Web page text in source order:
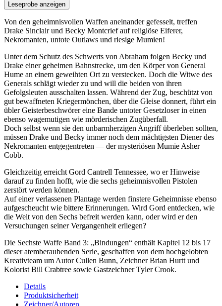
Leseprobe anzeigen
Von den geheimnisvollen Waffen aneinander gefesselt, treffen
Drake Sinclair und Becky Montcrief auf religiöse Eiferer,
Nekromanten, untote Outlaws und riesige Mumien!
Unter dem Schutz des Schwerts von Abraham folgen Becky und
Drake einer geheimen Bahnstrecke, um den Körper von General
Hume an einem geweihten Ort zu verstecken. Doch die Witwe des
Generals schlägt wieder zu und will die beiden von ihren
Gefolgsleuten ausschalten lassen. Während der Zug, beschützt von
gut bewaffneten Kriegermönchen, über die Gleise donnert, führt ein
übler Geisterbeschwörer eine Bande untoter Gesetzloser in einen
ebenso wagemutigen wie mörderischen Zugüberfall.
Doch selbst wenn sie den unbarmherzigen Angriff überleben sollten,
müssen Drake und Becky immer noch dem mächtigsten Diener des
Nekromanten entgegentreten — der mysteriösen Mumie Asher
Cobb.
Gleichzeitig erreicht Gord Cantrell Tennessee, wo er Hinweise
darauf zu finden hofft, wie die sechs geheimnisvollen Pistolen
zerstört werden können.
Auf einer verlassenen Plantage werden finstere Geheimnisse ebenso
aufgescheucht wie bittere Erinnerungen. Wird Gord entdecken, wie
die Welt von den Sechs befreit werden kann, oder wird er den
Versuchungen seiner Vergangenheit erliegen?
Die Sechste Waffe Band 3: „Bindungen“ enthält Kapitel 12 bis 17
dieser atemberaubenden Serie, geschaffen von dem hochgelobten
Kreativteam um Autor Cullen Bunn, Zeichner Brian Hurtt und
Kolorist Bill Crabtree sowie Gastzeichner Tyler Crook.
Details
Produktsicherheit